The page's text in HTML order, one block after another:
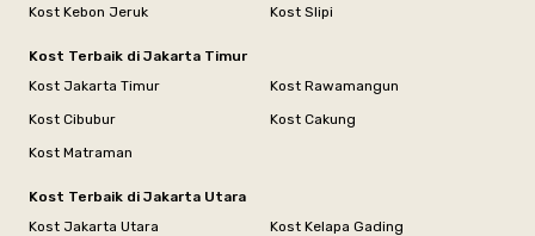
Kost Kebon Jeruk
Kost Slipi
Kost Terbaik di Jakarta Timur
Kost Jakarta Timur
Kost Rawamangun
Kost Cibubur
Kost Cakung
Kost Matraman
Kost Terbaik di Jakarta Utara
Kost Jakarta Utara
Kost Kelapa Gading